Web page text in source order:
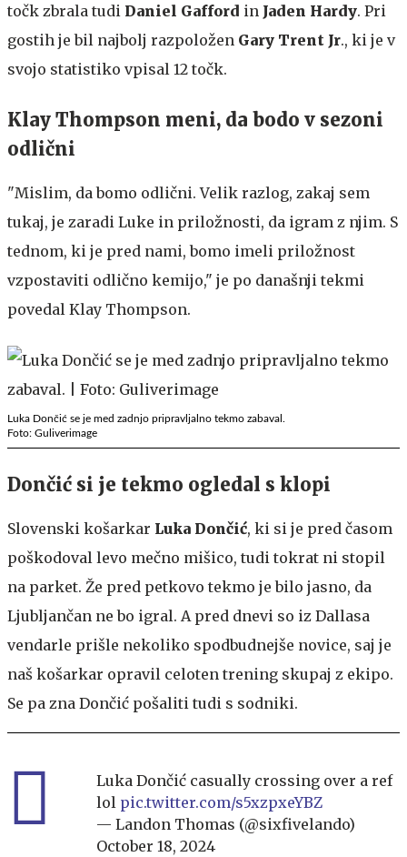
točk zbrala tudi Daniel Gafford in Jaden Hardy. Pri
gostih je bil najbolj razpoložen Gary Trent Jr., ki je v
svojo statistiko vpisal 12 točk.
Klay Thompson meni, da bodo v sezoni
odlični
"Mislim, da bomo odlični. Velik razlog, zakaj sem
tukaj, je zaradi Luke in priložnosti, da igram z njim. S
tednom, ki je pred nami, bomo imeli priložnost
vzpostaviti odlično kemijo," je po današnji tekmi
povedal Klay Thompson.
Luka Dončić se je med zadnjo pripravljalno tekmo zabaval.
Foto: Guliverimage
Dončić si je tekmo ogledal s klopi
Slovenski košarkar Luka Dončić, ki si je pred časom
poškodoval levo mečno mišico, tudi tokrat ni stopil
na parket. Že pred petkovo tekmo je bilo jasno, da
Ljubljančan ne bo igral. A pred dnevi so iz Dallasa
vendarle prišle nekoliko spodbudnejše novice, saj je
naš košarkar opravil celoten trening skupaj z ekipo.
Se pa zna Dončić pošaliti tudi s sodniki.
Luka Dončić casually crossing over a ref
lol pic.twitter.com/s5xzpxeYBZ
— Landon Thomas (@sixfivelando)
October 18, 2024